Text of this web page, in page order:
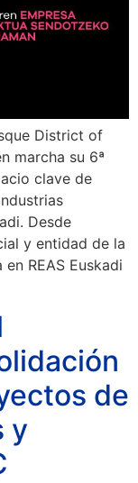
District of
marcha su 6ª
clave de
Desde
y entidad de la
REAS Euskadi
de
y